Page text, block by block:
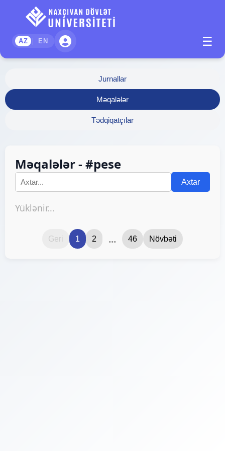
AZ | EN ☰
Jurnallar
Məqalələr
Tədqiqatçılar
Məqalələr - #pese
Axtar
Yüklənir...
Geri 1 2 ... 46 Növbəti